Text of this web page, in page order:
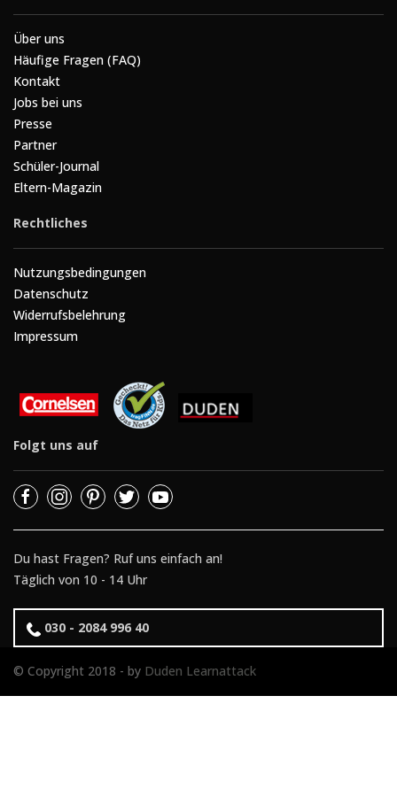
Über uns
Häufige Fragen (FAQ)
Kontakt
Jobs bei uns
Presse
Partner
Schüler-Journal
Eltern-Magazin
Rechtliches
Nutzungsbedingungen
Datenschutz
Widerrufsbelehrung
Impressum
Folgt uns auf
Du hast Fragen? Ruf uns einfach an!
Täglich von 10 - 14 Uhr
030 - 2084 996 40
© Copyright 2018 - by Duden Learnattack